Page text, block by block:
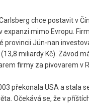
chce postavit v
expanzi mimo Evropu.
provincii Jün-nan
miliardy Kč). Závod
firmy za pivovarem v
překonala USA a stala
Očekává se, že v